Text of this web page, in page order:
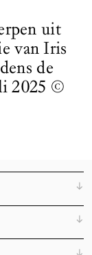
uit
van Iris
de
2025 ©